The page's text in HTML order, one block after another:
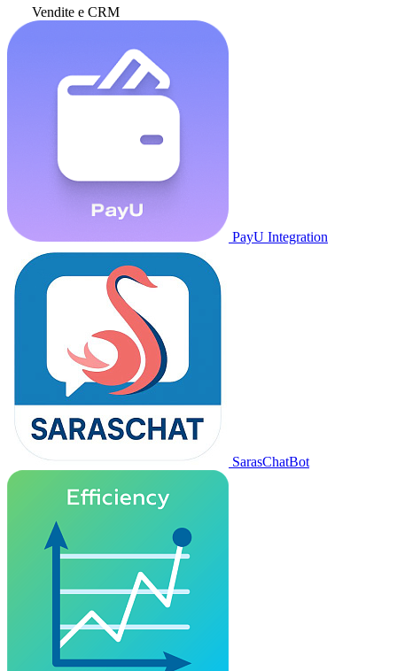
Vendite e CRM
PayU Integration
SarasChatBot